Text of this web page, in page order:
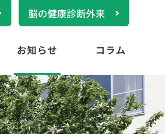
脳の健康診断外来
お知らせ コラム